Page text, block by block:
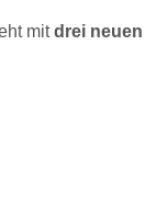
mitdrei